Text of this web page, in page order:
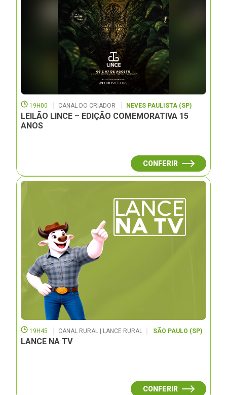
19H00 CANAL DO CRIADOR NEVES PAULISTA (SP)
LEILÃO LINCE – EDIÇÃO COMEMORATIVA 15
ANOS
CONFERIR
19H45 CANAL RURAL | LANCE RURAL SÃO PAULO (SP)
LANCE NA TV
CONFERIR